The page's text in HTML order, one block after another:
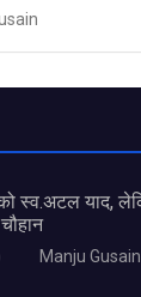
स्व.अटल याद,
Manju Gusain